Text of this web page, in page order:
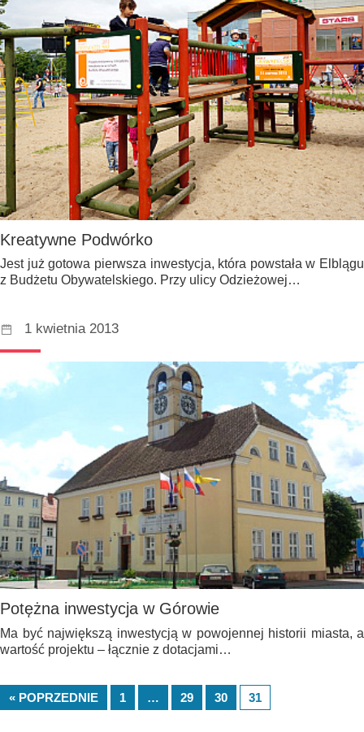
Kreatywne Podwórko
Jest już gotowa pierwsza inwestycja, która powstała w Elblągu
z Budżetu Obywatelskiego. Przy ulicy Odzieżowej…
1 kwietnia 2013
Potężna inwestycja w Górowie
Ma być największą inwestycją w powojennej historii miasta, a
wartość projektu – łącznie z dotacjami…
« POPRZEDNIE 1 … 29 30 31